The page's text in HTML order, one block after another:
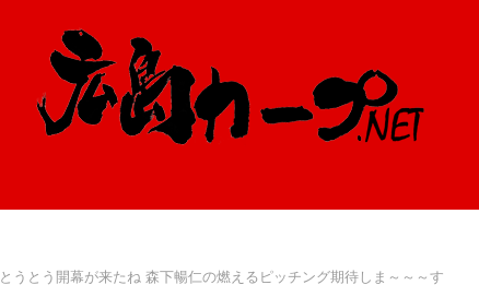
とうとう開幕が来たね 森下暢仁の燃えるピッチング期待しま～～～す